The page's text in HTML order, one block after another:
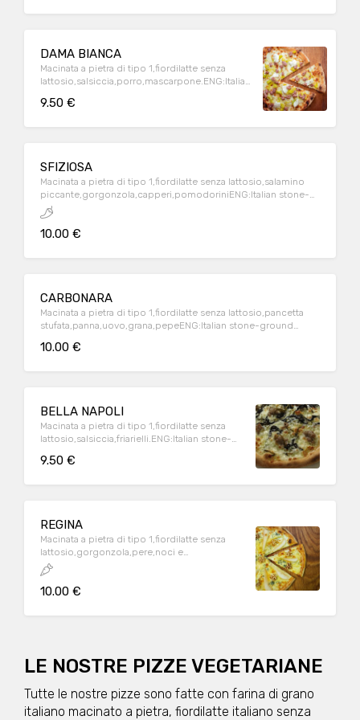
DAMA BIANCA
Macinata a pietra di tipo 1,fiordilatte senza
lattosio,salsiccia,porro,mascarpone.ENG:Italian
mozzarella,sausages,leek,mascarpone cheese
9.50 €
SFIZIOSA
Macinata a pietra di tipo 1,fiordilatte senza lattosio,salamino
piccante,gorgonzola,capperi,pomodoriniENG:Italian stone-
ground flour,lactose-free italian milk
mozzarella,pepperoni,blue cheese,capers,cherry tomatoes
10.00 €
CARBONARA
Macinata a pietra di tipo 1,fiordilatte senza lattosio,pancetta
stufata,panna,uovo,grana,pepeENG:Italian stone-ground
cream,eggs,bacon,parmesan cheese,peper
10.00 €
BELLA NAPOLI
Macinata a pietra di tipo 1,fiordilatte senza
lattosio,salsiccia,friarielli.ENG:Italian stone-
mozzarella,sausage,turnip top
9.50 €
REGINA
Macinata a pietra di tipo 1,fiordilatte senza
lattosio,gorgonzola,pere,noci e
miele..ENG:Italian stone-ground
flour,lactose-free italian milk mozzarella,blue
cheese,pears,nuts,honey
10.00 €
LE NOSTRE PIZZE VEGETARIANE
Tutte le nostre pizze sono fatte con farina di grano
italiano macinato a pietra, fiordilatte italiano senza